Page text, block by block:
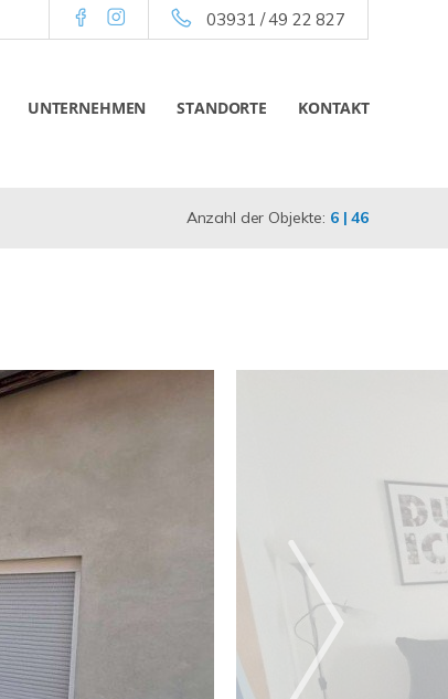
03931 / 49 22 827
UNTERNEHMEN STANDORTE KONTAKT
Anzahl der Objekte: 6 | 46